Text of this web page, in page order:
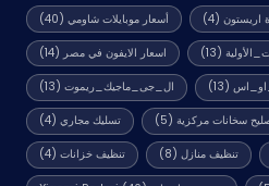
أسعار موبايلات شاومي(40) اريستون (4)
اسعار الايفون في مصر (14) (13)
ال_جى_ماجيك_ريموت(13) (13)
تسليك مجاري(4) سخانات مركزية (5)
تنظيف خزانات(4) تنظيف منازل (8)